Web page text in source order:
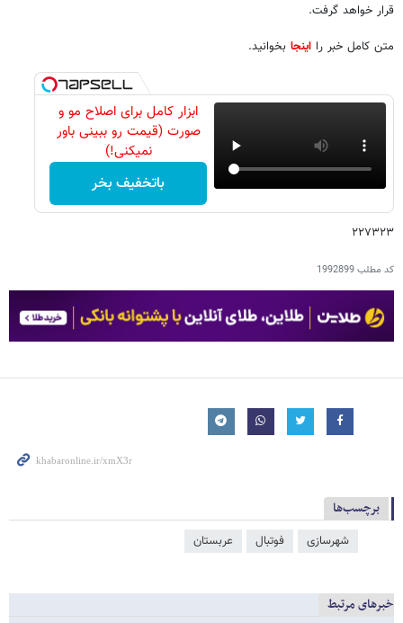
قرار خواهد گرفت.
متن کامل خبر را اینجا بخوانید.
ابزار کامل برای اصلاح مو و
صورت (قیمت رو ببینی باور
نمیکنی!)
باتخفیف بخر
۲۲۷۳۲۳
کد مطلب1992899
برچسب‌ها
شهرسازی فوتبال عربستان
خبرهای مرتبط